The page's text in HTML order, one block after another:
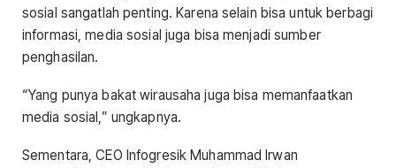
sosial sangatlah penting. Karena selain bisa untuk berbagi
informasi, media sosial juga bisa menjadi sumber
penghasilan.
“Yang punya bakat wirausaha juga bisa memanfaatkan
media sosial,” ungkapnya.
Sementara, CEO Infogresik Muhammad Irwan